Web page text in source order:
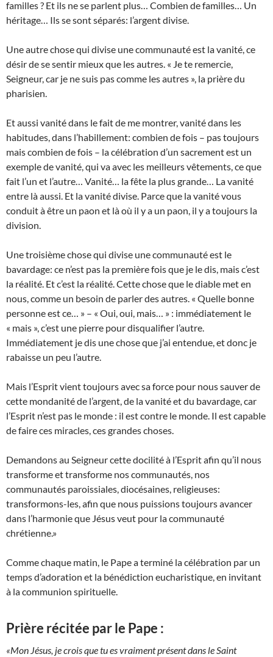
familles ? Et ils ne se parlent plus… Combien de familles… Un
héritage… Ils se sont séparés: l’argent divise.
Une autre chose qui divise une communauté est la vanité, ce
désir de se sentir mieux que les autres. « Je te remercie,
Seigneur, car je ne suis pas comme les autres », la prière du
pharisien.
Et aussi vanité dans le fait de me montrer, vanité dans les
habitudes, dans l’habillement: combien de fois – pas toujours
mais combien de fois – la célébration d’un sacrement est un
exemple de vanité, qui va avec les meilleurs vêtements, ce que
fait l’un et l’autre… Vanité… la fête la plus grande… La vanité
entre là aussi. Et la vanité divise. Parce que la vanité vous
conduit à être un paon et là où il y a un paon, il y a toujours la
division.
Une troisième chose qui divise une communauté est le
bavardage: ce n’est pas la première fois que je le dis, mais c’est
la réalité. Et c’est la réalité. Cette chose que le diable met en
nous, comme un besoin de parler des autres. « Quelle bonne
personne est ce… » – « Oui, oui, mais… » : immédiatement le
« mais », c’est une pierre pour disqualifier l’autre.
Immédiatement je dis une chose que j’ai entendue, et donc je
rabaisse un peu l’autre.
Mais l’Esprit vient toujours avec sa force pour nous sauver de
cette mondanité de l’argent, de la vanité et du bavardage, car
l’Esprit n’est pas le monde : il est contre le monde. Il est capable
de faire ces miracles, ces grandes choses.
Demandons au Seigneur cette docilité à l’Esprit afin qu’il nous
transforme et transforme nos communautés, nos
communautés paroissiales, diocésaines, religieuses:
transformons-les, afin que nous puissions toujours avancer
dans l’harmonie que Jésus veut pour la communauté
chrétienne.»
Comme chaque matin, le Pape a terminé la célébration par un
temps d’adoration et la bénédiction eucharistique, en invitant
à la communion spirituelle.
Prière récitée par le Pape :
«Mon Jésus, je crois que tu es vraiment présent dans le Saint